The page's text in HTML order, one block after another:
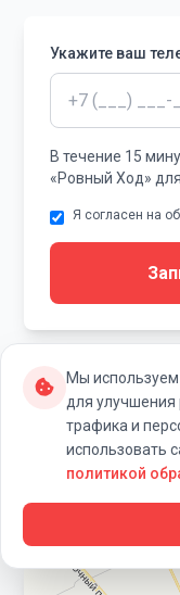
Укажите ваш
В течение 15
«Ровный Ход»
Я согласен на
Наши
Мы используем
для улучшения
трафика и
использовать
политикой